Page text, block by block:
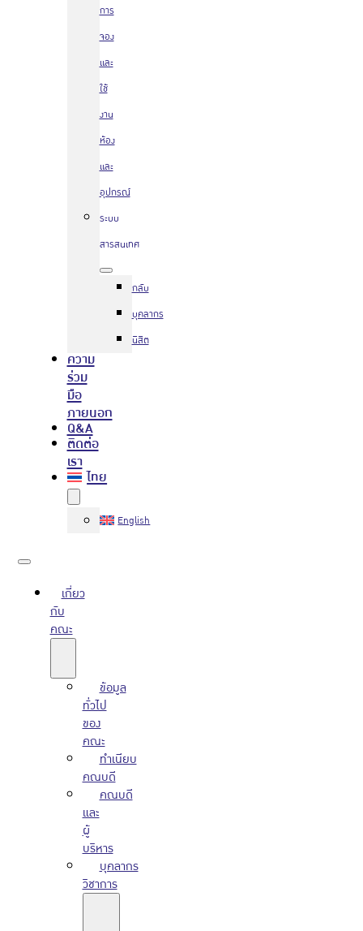
การ
จอง
และ
ใช้
งาน
ห้อง
และ
อุปกรณ์
ระบบ
สารสนเทศ
กลับ
บุคลากร
นิสิต
ความ
ร่วม
มือ
ภายนอก
Q&A
ติดต่อ
เรา
ไทย
English
เกี่ยว
กับ
คณะ
ข้อมูล
ทั่วไป
ของ
คณะ
ทำเนียบ
คณบดี
คณบดี
และ
ผู้
บริหาร
บุคลากร
วิชาการ